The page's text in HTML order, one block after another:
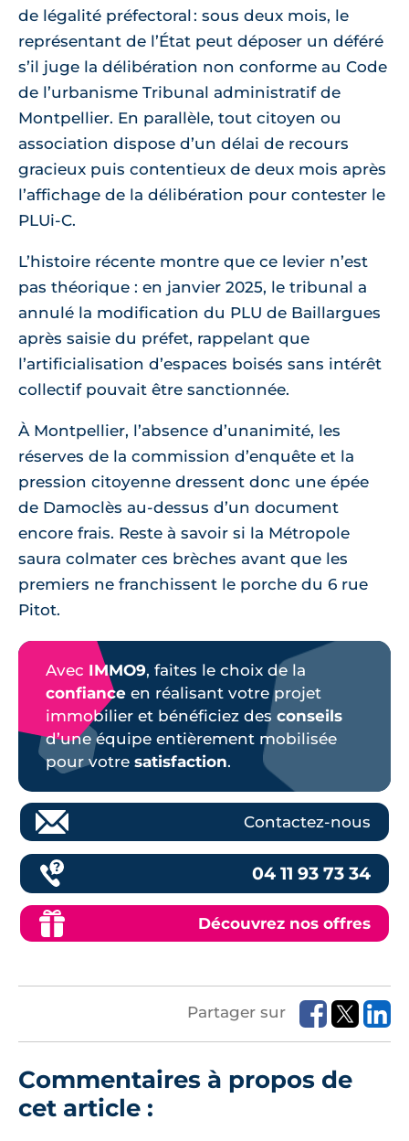
de légalité préfectoral : sous deux mois, le
représentant de l’État peut déposer un déféré
s’il juge la délibération non conforme au Code
de l’urbanisme Tribunal administratif de
Montpellier. En parallèle, tout citoyen ou
association dispose d’un délai de recours
gracieux puis contentieux de deux mois après
l’affichage de la délibération pour contester le
PLUi-C.
L’histoire récente montre que ce levier n’est
pas théorique : en janvier 2025, le tribunal a
annulé la modification du PLU de Baillargues
après saisie du préfet, rappelant que
l’artificialisation d’espaces boisés sans intérêt
collectif pouvait être sanctionnée.
À Montpellier, l’absence d’unanimité, les
réserves de la commission d’enquête et la
pression citoyenne dressent donc une épée
de Damoclès au-dessus d’un document
encore frais. Reste à savoir si la Métropole
saura colmater ces brèches avant que les
premiers ne franchissent le porche du 6 rue
Pitot.
Avec IMMO9, faites le choix de la
confiance en réalisant votre projet
immobilier et bénéficiez des conseils
d’une équipe entièrement mobilisée
pour votre satisfaction.
Contactez-nous
04 11 93 73 34
Découvrez nos offres
Partager sur
Commentaires à propos de
cet article :